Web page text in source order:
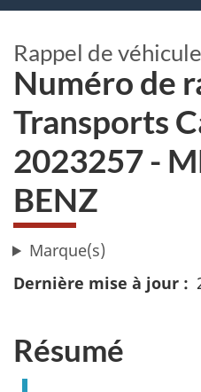
Rappel de véhicule
Numéro de
Transports
2023257 -
BENZ
Marque(s)
Dernière mise à jour
Résumé